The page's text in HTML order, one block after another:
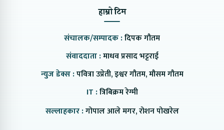
हाम्रो टिम
संचालक/सम्पादक :दिपक गौतम
संवाददाता :माधव प्रसाद भट्टराई
न्युज डेक्स :पवित्रा उप्रेती, इश्वर गौतम, मौसम गौतम
IT :त्रिबिक्रम रेग्मी
सल्लाहकार :गोपाल आले मगर, रोशन पोखरेल